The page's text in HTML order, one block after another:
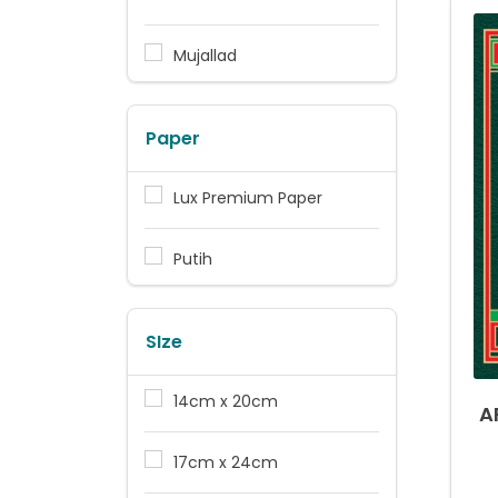
Mujallad
Paper
Lux Premium Paper
Putih
SIze
14cm x 20cm
17cm x 24cm